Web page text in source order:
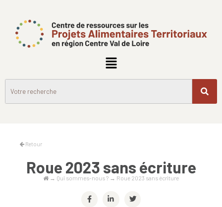
Retour
Roue 2023 sans écriture
→ Qui sommes-nous ? → Roue 2023 sans écriture